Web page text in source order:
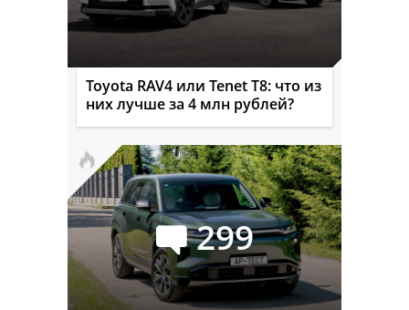
Toyota RAV4 или Tenet T8: что из
них лучше за 4 млн рублей?
299